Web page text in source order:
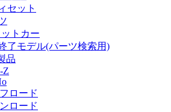
セット
ットカー
了モデル(パーツ検索用)
品
Z
ロード
ロード